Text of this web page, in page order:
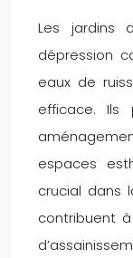
Les jardins
dépression
eaux de
efficace. Ils
espaces
crucial dans
contribuent